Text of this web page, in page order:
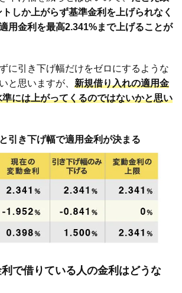
しか上がらず基準金利を上げられなく
用金利を最高2.341%まで上げることが
に引き下げ幅だけをゼロにするような
と思いますが、 新規借り入れの適用金
準には上がってくるのではないかと思い
引き下げ幅で適用金利が決まる
で借りている人の金利はどうな